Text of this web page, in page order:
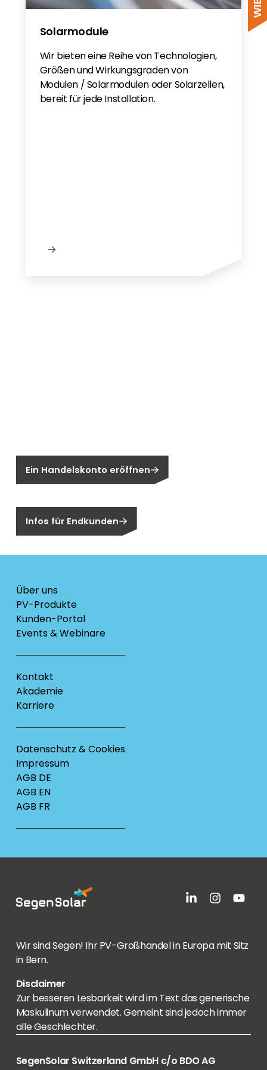
Solarmodule
Wir bieten eine Reihe von Technologien,
Größen und Wirkungsgraden von
Modulen / Solarmodulen oder Solarzellen,
bereit für jede Installation.
Ein Handelskonto eröffnen
Infos für Endkunden
Über uns
PV-Produkte
Kunden-Portal
Events & Webinare
Kontakt
Akademie
Karriere
Datenschutz & Cookies
Impressum
AGB DE
AGB EN
AGB FR
Wir sind Segen! Ihr PV-Großhandel in Europa mit Sitz
in Bern.
Disclaimer
Zur besseren Lesbarkeit wird im Text das generische
Maskulinum verwendet. Gemeint sind jedoch immer
alle Geschlechter.
SegenSolar Switzerland GmbH c/o BDO AG